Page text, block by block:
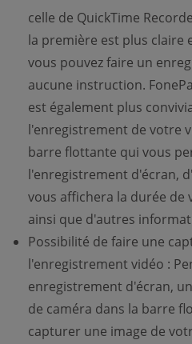
celle de QuickTime
la première est plus claire
vous pouvez faire un
aucune instruction.
est également plus
l'enregistrement de votre
barre flottante qui vous
l'enregistrement d'écran,
vous affichera la durée
ainsi que d'autres
Possibilité de faire une
l'enregistrement vidéo :
enregistrement d'écran,
de caméra dans la barre
capturer une image de